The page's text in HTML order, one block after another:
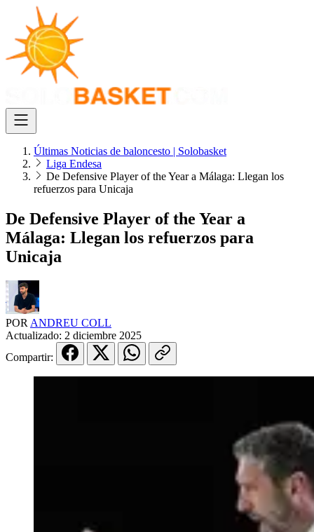
Últimas Noticias de baloncesto | Solobasket
Liga Endesa
De Defensive Player of the Year a Málaga: Llegan los
refuerzos para Unicaja
De Defensive Player of the Year a
Málaga: Llegan los refuerzos para
Unicaja
POR ANDREU COLL
Actualizado: 2 diciembre 2025
Compartir: